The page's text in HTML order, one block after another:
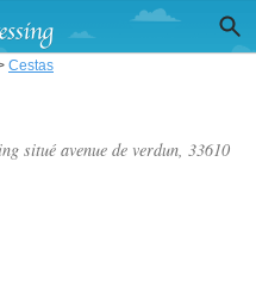
Cestas
situé avenue de verdun, 33610